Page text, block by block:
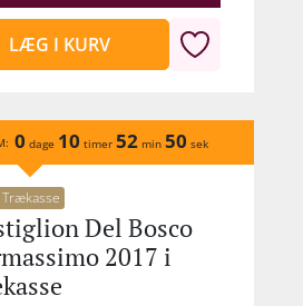
LÆG I KURV
0 dage 10 timer 52 min 50 sek
Trækasse
Del Bosco
2017 i